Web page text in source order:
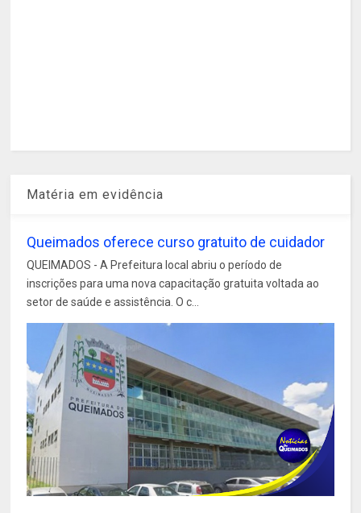
Matéria em evidência
Queimados oferece curso gratuito de cuidador
QUEIMADOS - A Prefeitura local abriu o período de
inscrições para uma nova capacitação gratuita voltada ao
setor de saúde e assistência. O c...